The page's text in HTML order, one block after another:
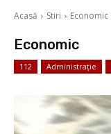
Acasă Stiri Economic
Economic
112 Administrație